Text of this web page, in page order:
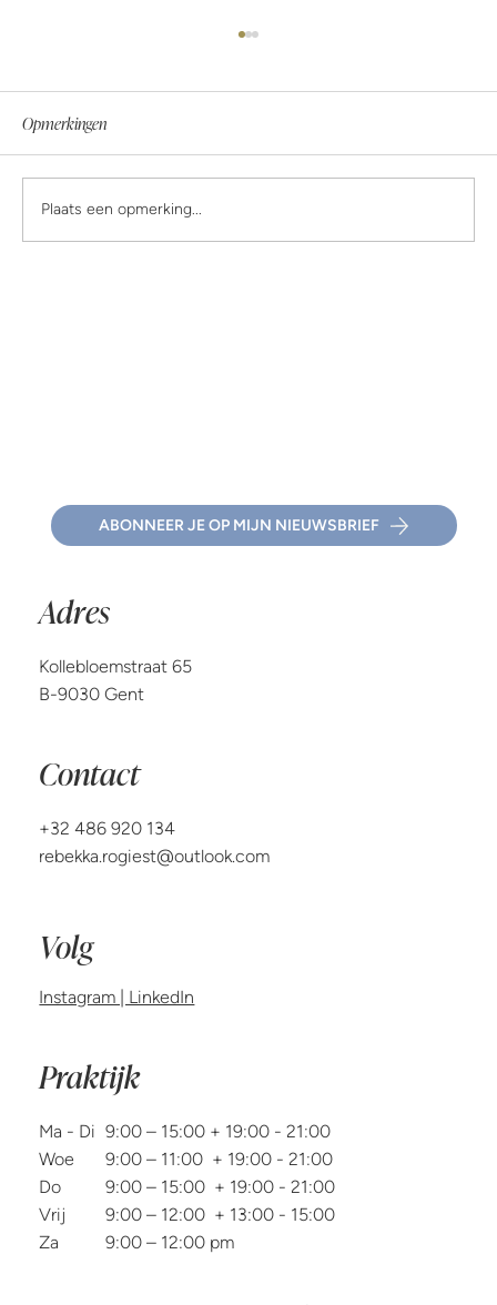
Opmerkingen
Plaats een opmerking...
Adres
Kollebloemstraat 65
B-9030 Gent
Contact
+32 486 920 134
rebekka.rogiest@outlook.com
Volg
Instagram | LinkedIn
Praktijk
Ma - Di
Woe
Do
Vrij
Za
9:00 – 15:00 + 19:00 - 21:00
9:00 – 11:00 + 19:00 - 21:00
9:00 – 15:00 + 19:00 - 21:00
9:00 – 12:00 + 13:00 - 15:00
9:00 – 12:00 pm
ABONNEER JE OP MIJN NIEUWSBRIEF